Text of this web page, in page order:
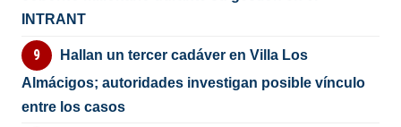
INTRANT
Hallan un tercer cadáver en Villa Los
Almácigos; autoridades investigan posible vínculo
entre los casos